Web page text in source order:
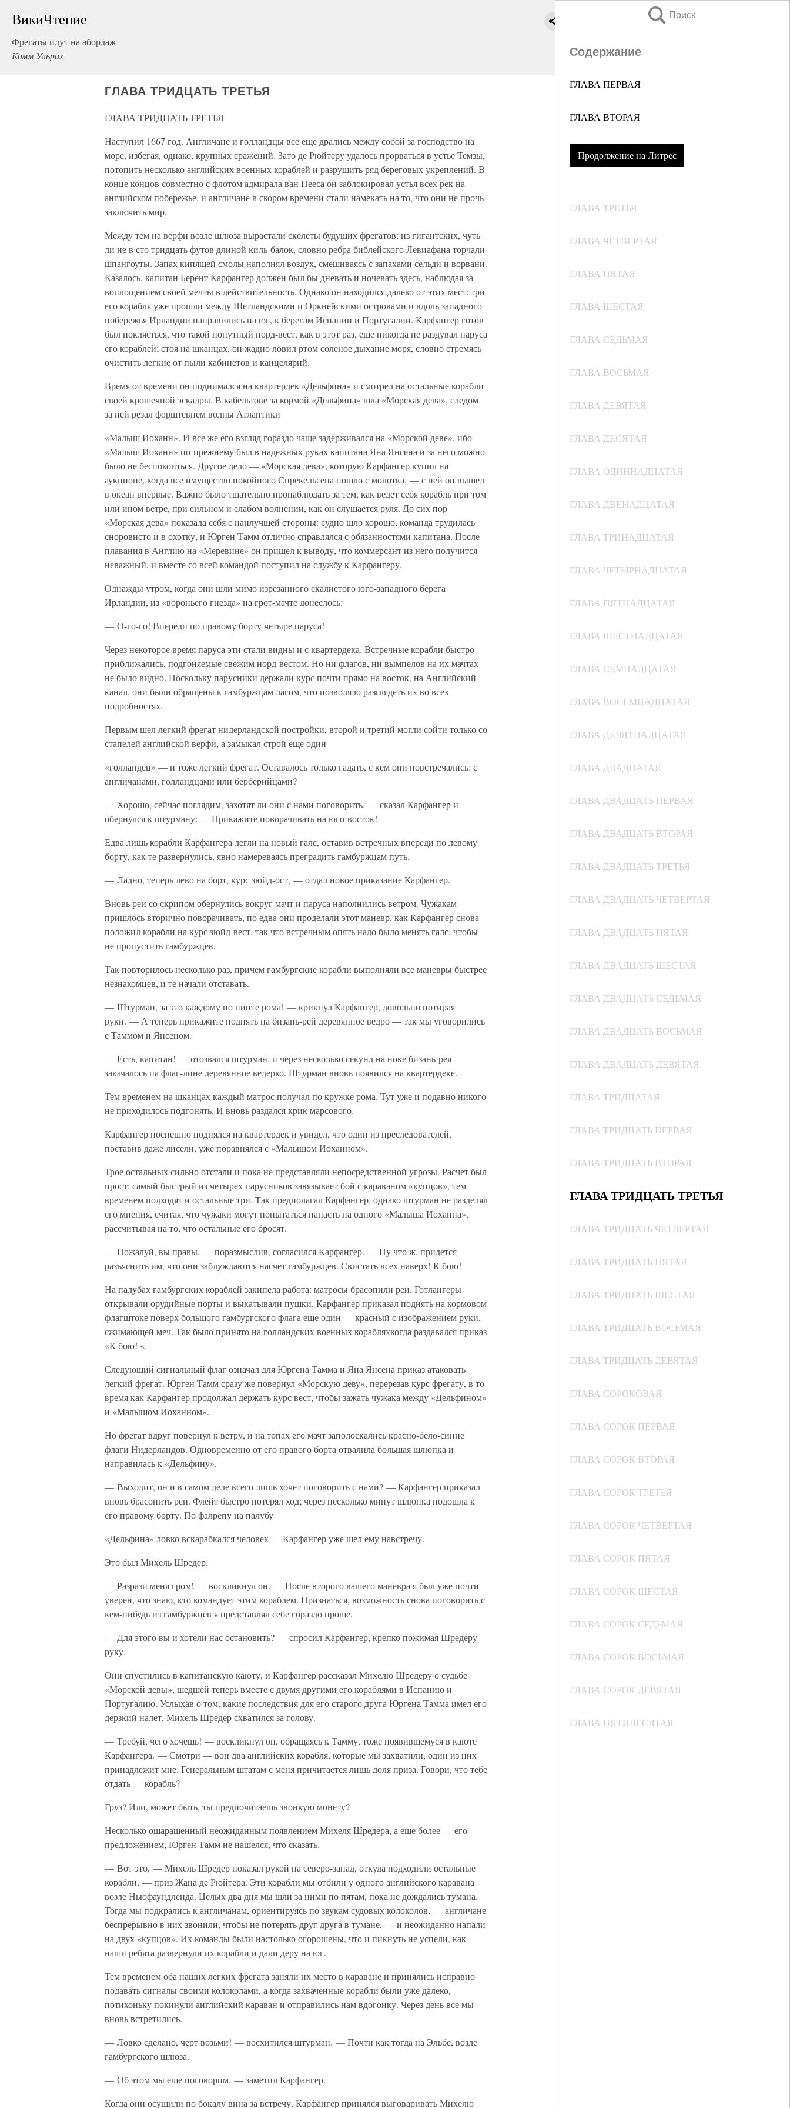
ВикиЧтение
Фрегаты идут на абордаж
Комм Ульрих
Поиск
Содержание
ГЛАВА ПЕРВАЯ
ГЛАВА ВТОРАЯ
Продолжение на Литрес
ГЛАВА ТРЕТЬЯ
ГЛАВА ЧЕТВЕРТАЯ
ГЛАВА ПЯТАЯ
ГЛАВА ШЕСТАЯ
ГЛАВА СЕДЬМАЯ
ГЛАВА ВОСЬМАЯ
ГЛАВА ДЕВЯТАЯ
ГЛАВА ДЕСЯТАЯ
ГЛАВА ОДИННАДЦАТАЯ
ГЛАВА ДВЕНАДЦАТАЯ
ГЛАВА ТРИНАДЦАТАЯ
ГЛАВА ЧЕТЫРНАДЦАТАЯ
ГЛАВА ПЯТНАДЦАТАЯ
ГЛАВА ШЕСТНАДЦАТАЯ
ГЛАВА СЕМНАДЦАТАЯ
ГЛАВА ВОСЕМНАДЦАТАЯ
ГЛАВА ДЕВЯТНАДЦАТАЯ
ГЛАВА ДВАДЦАТАЯ
ГЛАВА ДВАДЦАТЬ ПЕРВАЯ
ГЛАВА ДВАДЦАТЬ ВТОРАЯ
ГЛАВА ДВАДЦАТЬ ТРЕТЬЯ
ГЛАВА ДВАДЦАТЬ ЧЕТВЕРТАЯ
ГЛАВА ДВАДЦАТЬ ПЯТАЯ
ГЛАВА ДВАДЦАТЬ ШЕСТАЯ
ГЛАВА ДВАДЦАТЬ СЕДЬМАЯ
ГЛАВА ДВАДЦАТЬ ВОСЬМАЯ
ГЛАВА ДВАДЦАТЬ ДЕВЯТАЯ
ГЛАВА ТРИДЦАТАЯ
ГЛАВА ТРИДЦАТЬ ПЕРВАЯ
ГЛАВА ТРИДЦАТЬ ВТОРАЯ
ГЛАВА ТРИДЦАТЬ ТРЕТЬЯ
ГЛАВА ТРИДЦАТЬ ЧЕТВЕРТАЯ
ГЛАВА ТРИДЦАТЬ ПЯТАЯ
ГЛАВА ТРИДЦАТЬ ШЕСТАЯ
ГЛАВА ТРИДЦАТЬ ВОСЬМАЯ
ГЛАВА ТРИДЦАТЬ ДЕВЯТАЯ
ГЛАВА СОРОКОВАЯ
ГЛАВА СОРОК ПЕРВАЯ
ГЛАВА СОРОК ВТОРАЯ
ГЛАВА СОРОК ТРЕТЬЯ
ГЛАВА СОРОК ЧЕТВЕРТАЯ
ГЛАВА СОРОК ПЯТАЯ
ГЛАВА СОРОК ШЕСТАЯ
ГЛАВА СОРОК СЕДЬМАЯ
ГЛАВА СОРОК ВОСЬМАЯ
ГЛАВА СОРОК ДЕВЯТАЯ
ГЛАВА ПЯТИДЕСЯТАЯ
ГЛАВА ТРИДЦАТЬ ТРЕТЬЯ
ГЛАВА ТРИДЦАТЬ ТРЕТЬЯ
Наступил 1667 год. Англичане и голландцы все еще дрались между собой за господство на
море, избегая, однако, крупных сражений. Зато де Рюйтеру удалось прорваться в устье Темзы,
потопить несколько английских военных кораблей и разрушить ряд береговых укреплений. В
конце концов совместно с флотом адмирала ван Нееса он заблокировал устья всех рек на
английском побережье, и англичане в скором времени стали намекать на то, что они не прочь
заключить мир.
Между тем на верфи возле шлюза вырастали скелеты будущих фрегатов: из гигантских, чуть
ли не в сто тридцать футов длиной киль-балок, словно ребра библейского Левиафана торчали
шпангоуты. Запах кипящей смолы наполнял воздух, смешиваясь с запахами сельди и ворвани.
Казалось, капитан Берент Карфангер должен был бы дневать и ночевать здесь, наблюдая за
воплощением своей мечты в действительность. Однако он находился далеко от этих мест: три
его корабля уже прошли между Шетландскими и Оркнейскими островами и вдоль западного
побережья Ирландии направились на юг, к берегам Испании и Португалии. Карфангер готов
был поклясться, что такой попутный норд-вест, как в этот раз, еще никогда не раздувал паруса
его кораблей; стоя на шканцах, он жадно ловил ртом соленое дыхание моря, словно стремясь
очистить легкие от пыли кабинетов и канцелярий.
Время от времени он поднимался на квартердек «Дельфина» и смотрел на остальные корабли
своей крошечной эскадры. В кабельтове за кормой «Дельфина» шла «Морская дева», следом
за ней резал форштевнем волны Атлантики
«Малыш Иоханн». И все же его взгляд гораздо чаще задерживался на «Морской деве», ибо
«Малыш Иоханн» по-прежнему был в надежных руках капитана Яна Янсена и за него можно
было не беспокоиться. Другое дело — «Морская дева», которую Карфангер купил на
аукционе, когда все имущество покойного Спрекельсена пошло с молотка, — с ней он вышел
в океан впервые. Важно было тщательно пронаблюдать за тем, как ведет себя корабль при том
или ином ветре, при сильном и слабом волнении, как он слушается руля. До сих пор
«Морская дева» показала себя с наилучшей стороны: судно шло хорошо, команда трудилась
сноровисто и в охотку, и Юрген Тамм отлично справлялся с обязанностями капитана. После
плавания в Англию на «Меревине» он пришел к выводу, что коммерсант из него получится
неважный, и вместе со всей командой поступил на службу к Карфангеру.
Однажды утром, когда они шли мимо изрезанного скалистого юго-западного берега
Ирландии, из «вороньего гнезда» на грот-мачте донеслось:
— О-го-го! Впереди по правому борту четыре паруса!
Через некоторое время паруса эти стали видны и с квартердека. Встречные корабли быстро
приближались, подгоняемые свежим норд-вестом. Но ни флагов, ни вымпелов на их мачтах
не было видно. Поскольку парусники держали курс почти прямо на восток, на Английский
канал, они были обращены к гамбуржцам лагом, что позволяло разглядеть их во всех
подробностях.
Первым шел легкий фрегат нидерландской постройки, второй и третий могли сойти только со
стапелей английской верфи, а замыкал строй еще один
«голландец» — и тоже легкий фрегат. Оставалось только гадать, с кем они повстречались: с
англичанами, голландцами или берберийцами?
— Хорошо, сейчас поглядим, захотят ли они с нами поговорить, — сказал Карфангер и
обернулся к штурману: — Прикажите поворачивать на юго-восток!
Едва лишь корабли Карфангера легли на новый галс, оставив встречных впереди по левому
борту, как те развернулись, явно намереваясь преградить гамбуржцам путь.
— Ладно, теперь лево на борт, курс зюйд-ост, — отдал новое приказание Карфангер.
Вновь реи со скрипом обернулись вокруг мачт и паруса наполнились ветром. Чужакам
пришлось вторично поворачивать, по едва они проделали этот маневр, как Карфангер снова
положил корабли на курс зюйд-вест, так что встречным опять надо было менять галс, чтобы
не пропустить гамбуржцев.
Так повторилось несколько раз, причем гамбургские корабли выполняли все маневры быстрее
незнакомцев, и те начали отставать.
— Штурман, за это каждому по пинте рома! — крикнул Карфангер, довольно потирая
руки. — А теперь прикажите поднять на бизань-рей деревянное ведро — так мы уговорились
с Таммом и Янсеном.
— Есть, капитан! — отозвался штурман, и через несколько секунд на ноке бизань-рея
закачалось па флаг-лине деревянное ведерко. Штурман вновь появился на квартердеке.
Тем временем на шканцах каждый матрос получал по кружке рома. Тут уже и подавно никого
не приходилось подгонять. И вновь раздался крик марсового.
Карфангер поспешно поднялся на квартердек и увидел, что один из преследователей,
поставив даже лисели, уже поравнялся с «Малышом Иоханном».
Трое остальных сильно отстали и пока не представляли непосредственной угрозы. Расчет был
прост: самый быстрый из четырех парусников завязывает бой с караваном «купцов», тем
временем подходят и остальные три. Так предполагал Карфангер, однако штурман не разделял
его мнения, считая, что чужаки могут попытаться напасть на одного «Малыша Иоханна»,
рассчитывая на то, что остальные его бросят.
— Пожалуй, вы правы, — поразмыслив, согласился Карфангер. — Ну что ж, придется
разъяснить им, что они заблуждаются насчет гамбуржцев. Свистать всех наверх! К бою!
На палубах гамбургских кораблей закипела работа: матросы брасопили реи. Готлангеры
открывали орудийные порты и выкатывали пушки. Карфангер приказал поднять на кормовом
флагштоке поверх большого гамбургского флага еще один — красный с изображением руки,
сжимающей меч. Так было принято на голландских военных корабляхкогда раздавался приказ
«К бою! «.
Следующий сигнальный флаг означал для Юргена Тамма и Яна Янсена приказ атаковать
легкий фрегат. Юрген Тамм сразу же повернул «Морскую деву», перерезав курс фрегату, в то
время как Карфангер продолжал держать курс вест, чтобы зажать чужака между «Дельфином»
и «Малышом Иоханном».
Но фрегат вдруг повернул к ветру, и на топах его мачт заполоскались красно-бело-синие
флаги Нидерландов. Одновременно от его правого борта отвалила большая шлюпка и
направилась к «Дельфину».
— Выходит, он и в самом деле всего лишь хочет поговорить с нами? — Карфангер приказал
вновь брасопить реи. Флейт быстро потерял ход; через несколько минут шлюпка подошла к
его правому борту. По фалрепу на палубу
«Дельфина» ловко вскарабкался человек — Карфангер уже шел ему навстречу.
Это был Михель Шредер.
— Разрази меня гром! — воскликнул он. — После второго вашего маневра я был уже почти
уверен, что знаю, кто командует этим кораблем. Признаться, возможность снова поговорить с
кем-нибудь из гамбуржцев я представлял себе гораздо проще.
— Для этого вы и хотели нас остановить? — спросил Карфангер, крепко пожимая Шредеру
руку.
Они спустились в капитанскую каюту, и Карфангер рассказал Михелю Шредеру о судьбе
«Морской девы», шедшей теперь вместе с двумя другими его кораблями в Испанию и
Португалию. Услыхав о том, какие последствия для его старого друга Юргена Тамма имел его
дерзкий налет, Михель Шредер схватился за голову.
— Требуй, чего хочешь! — воскликнул он, обращаясь к Тамму, тоже появившемуся в каюте
Карфангера. — Смотри — вон два английских корабля, которые мы захватили, один из них
принадлежит мне. Генеральным штатам с меня причитается лишь доля приза. Говори, что тебе
отдать — корабль?
Груз? Или, может быть, ты предпочитаешь звонкую монету?
Несколько ошарашенный неожиданным появлением Михеля Шредера, а еще более — его
предложением, Юрген Тамм не нашелся, что сказать.
— Вот это, — Михель Шредер показал рукой на северо-запад, откуда подходили остальные
корабли, — приз Жана де Рюйтера. Эти корабли мы отбили у одного английского каравана
возле Ньюфаундленда. Целых два дня мы шли за ними по пятам, пока не дождались тумана.
Тогда мы подкрались к англичанам, ориентируясь по звукам судовых колоколов, — англичане
беспрерывно в них звонили, чтобы не потерять друг друга в тумане, — и неожиданно напали
на двух «купцов». Их команды были настолько огорошены, что и пикнуть не успели, как
наши ребята развернули их корабли и дали деру на юг.
Тем временем оба наших легких фрегата заняли их место в караване и принялись исправно
подавать сигналы своими колоколами, а когда захваченные корабли были уже далеко,
потихоньку покинули английский караван и отправились нам вдогонку. Через день все мы
вновь встретились.
— Ловко сделано, черт возьми! — восхитился штурман. — Почти как тогда на Эльбе, возле
гамбургского шлюза.
— Об этом мы еще поговорим, — заметил Карфангер.
Когда они осушили по бокалу вина за встречу, Карфангер принялся выговаривать Михелю